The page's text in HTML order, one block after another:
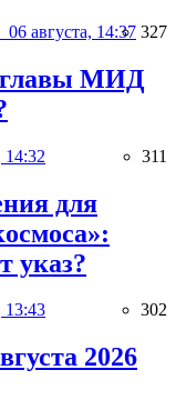
06 августа, 14:37 327
главы МИД
14:32 311
для
указ?
13:43 302
2026